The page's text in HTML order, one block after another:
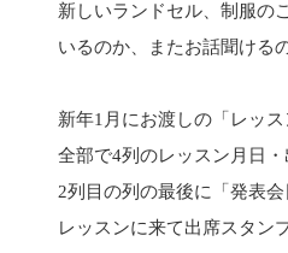
新しいランドセル、制服の
いるのか、またお話聞ける
新年1月にお渡しの「レッ
全部で4列のレッスン月日
2列目の列の最後に「発表
レッスンに来て出席スタン